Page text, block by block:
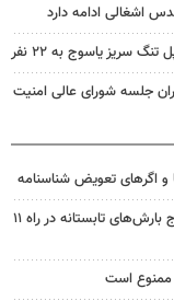
اشغالی ادامه دارد
سریز یاسوج به ۲۲ نفر
جلسه شورای عالی امنیت
و اگرهای تعویض شناسنامه
وضعیت جوی کشور در ۷۲ ساعت آینده؛ موج بارش‌های تابستانه در راه ۱۱
ممنوع است